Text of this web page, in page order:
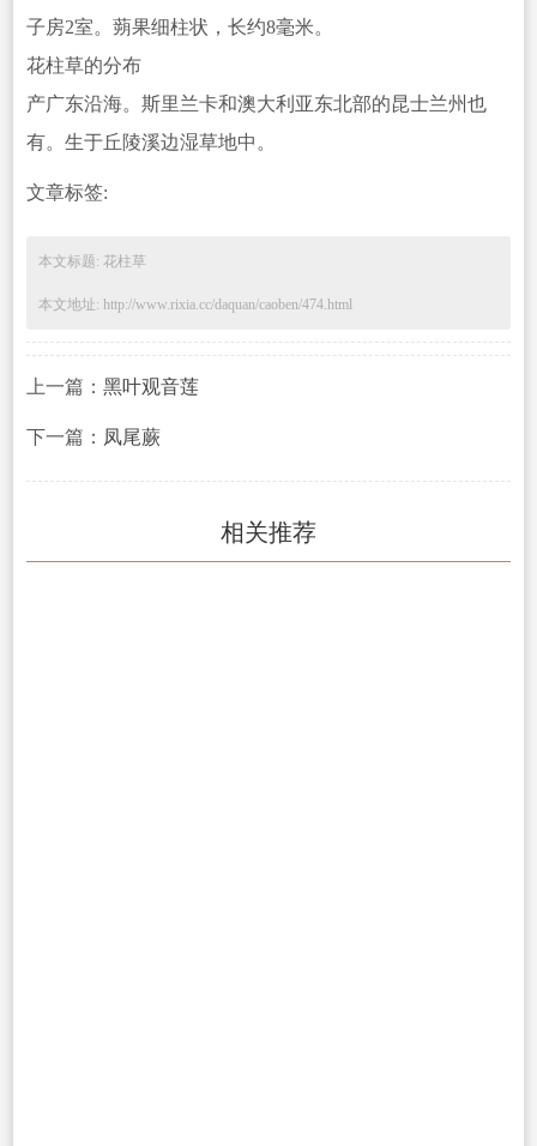
子房2室。蒴果细柱状，长约8毫米。
花柱草的分布
产广东沿海。斯里兰卡和澳大利亚东北部的昆士兰州也
有。生于丘陵溪边湿草地中。
文章标签:
本文标题: 花柱草
本文地址: http://www.rixia.cc/daquan/caoben/474.html
上一篇： 黑叶观音莲
下一篇： 凤尾蕨
相关推荐